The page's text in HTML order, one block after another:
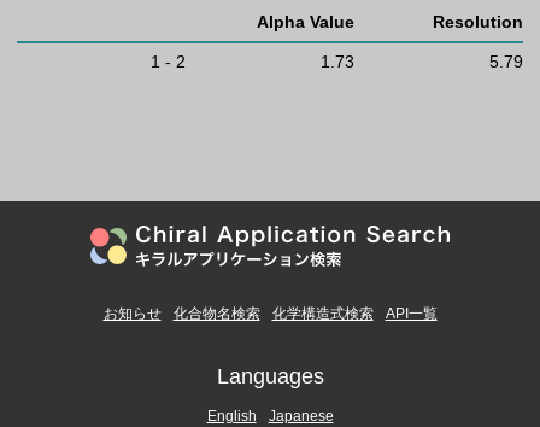
Alpha Value Resolution
1 - 2 1.73 5.79
お知らせ 化合物名検索 化学構造式検索 API一覧
Languages
English Japanese